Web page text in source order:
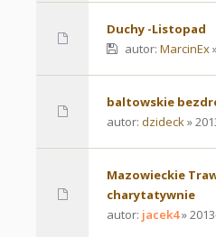
Duchy -Listopad
autor: MarcinEx
baltowskie
autor: dzideck»
Mazowieckie
charytatywnie
autor: jacek4»